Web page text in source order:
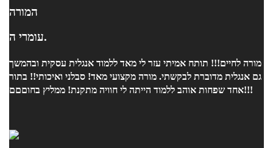
המורה
עומרי ה.
מורה לחיים!!! תותח אמיתי עזר לי מאד ללמוד אנגלית עסקית ובהמשך
גם אנגלית מדוברת לבקשתי. מורה מקצועי מאד! סבלני ואיכותי!! בתור
אחד שפחות אוהב ללמוד הייתה לי חוויה מתקנת! ממליץ בחוםםם!!!